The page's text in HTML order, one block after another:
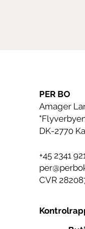
PER BO
Amager
DK-2770
+45 2341
CVR